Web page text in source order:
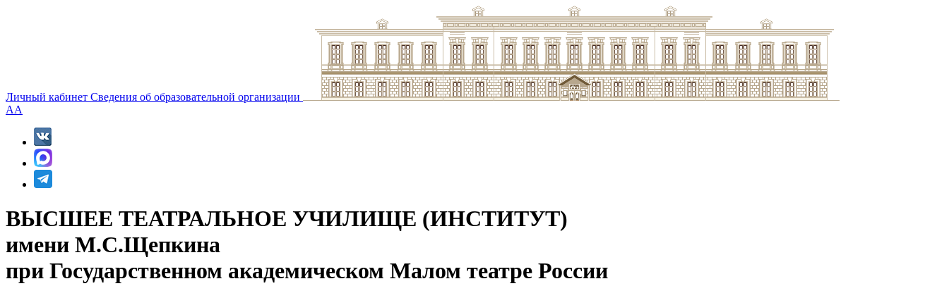
Личный кабинет Сведения об образовательной организации
AA
ВЫСШЕЕ ТЕАТРАЛЬНОЕ УЧИЛИЩЕ (ИНСТИТУТ)
имени М.С.Щепкина
при Государственном академическом Малом театре России